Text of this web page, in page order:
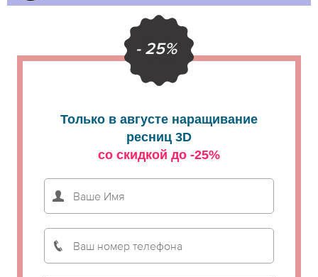
- 25%
Только в августе наращивание
ресниц 3D
со скидкой до -25%